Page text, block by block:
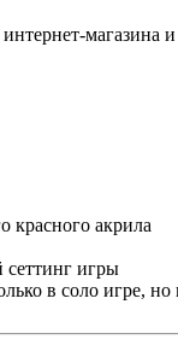
красного акрила
сеттинг игры
в соло игре,